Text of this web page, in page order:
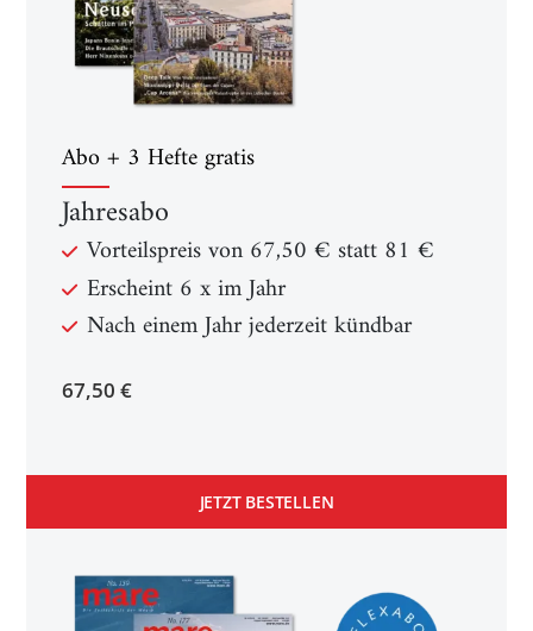
Abo + 3 Hefte gratis
Jahresabo
Vorteilspreis von 67,50 € statt 81 €
Erscheint 6 x im Jahr
Nach einem Jahr jederzeit kündbar
67,50 €
JETZT BESTELLEN